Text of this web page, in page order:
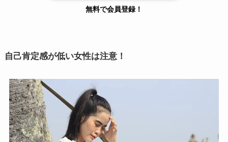
無料で会員登録！
自己肯定感が低い女性は注意！